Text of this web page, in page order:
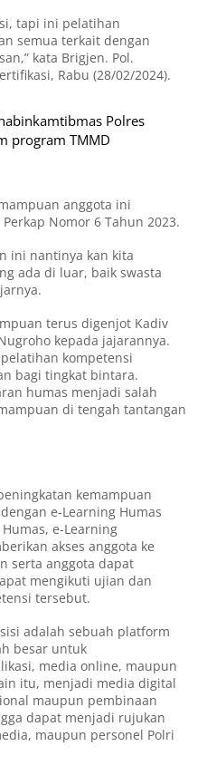
tapi ini pelatihan
semua terkait dengan
kata Brigjen. Pol.
Rabu (28/02/2024).
Polres
program TMMD
anggota ini
Nomor 6 Tahun 2023.
ini nantinya kan kita
ada di luar, baik swasta
terus digenjot Kadiv
kepada jajarannya.
kompetensi
bagi tingkat bintara.
humas menjadi salah
di tengah tantangan
kemampuan
e-Learning Humas
e-Learning
akses anggota ke
serta anggota dapat
mengikuti ujian dan
tersebut.
adalah sebuah platform
besar untuk
media online, maupun
itu, menjadi media digital
maupun pembinaan
dapat menjadi rujukan
maupun personel Polri